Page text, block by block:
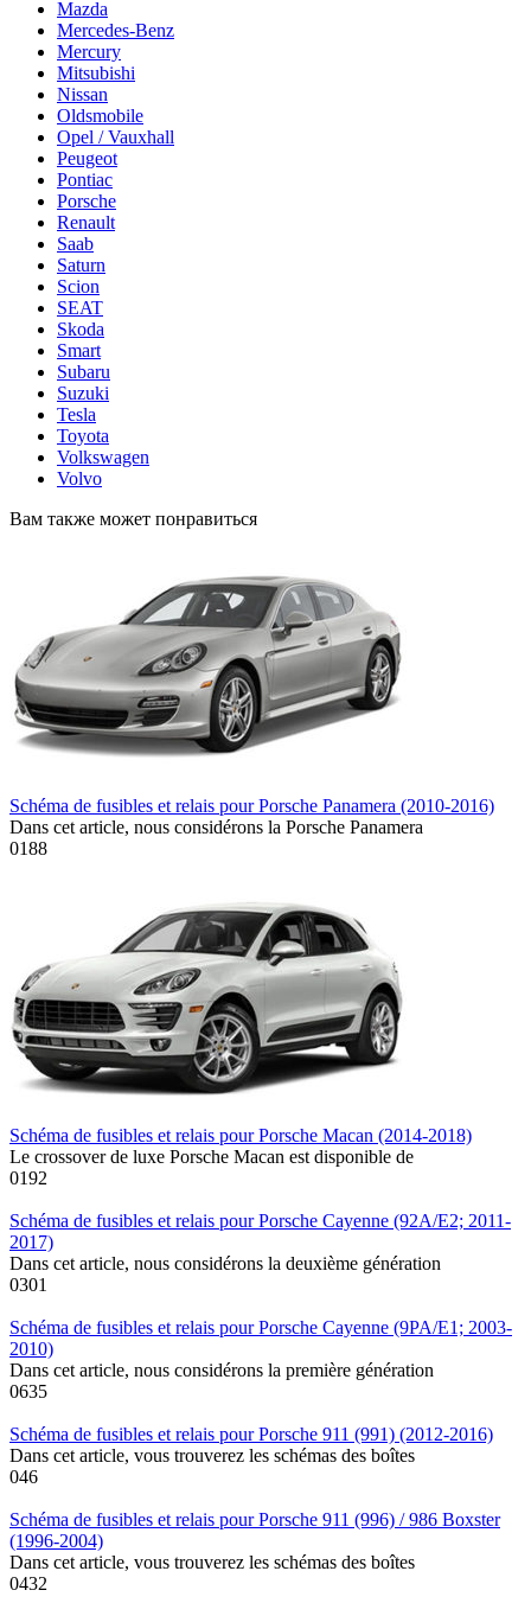
Mazda
Mercedes-Benz
Mercury
Mitsubishi
Nissan
Oldsmobile
Opel / Vauxhall
Peugeot
Pontiac
Porsche
Renault
Saab
Saturn
Scion
SEAT
Skoda
Smart
Subaru
Suzuki
Tesla
Toyota
Volkswagen
Volvo
Вам также может понравиться
Schéma de fusibles et relais pour Porsche Panamera (2010-2016)
Dans cet article, nous considérons la Porsche Panamera
0188
Schéma de fusibles et relais pour Porsche Macan (2014-2018)
Le crossover de luxe Porsche Macan est disponible de
0192
Schéma de fusibles et relais pour Porsche Cayenne (92A/E2; 2011-
2017)
Dans cet article, nous considérons la deuxième génération
0301
Schéma de fusibles et relais pour Porsche Cayenne (9PA/E1; 2003-
2010)
Dans cet article, nous considérons la première génération
0635
Schéma de fusibles et relais pour Porsche 911 (991) (2012-2016)
Dans cet article, vous trouverez les schémas des boîtes
046
Schéma de fusibles et relais pour Porsche 911 (996) / 986 Boxster
(1996-2004)
Dans cet article, vous trouverez les schémas des boîtes
0432